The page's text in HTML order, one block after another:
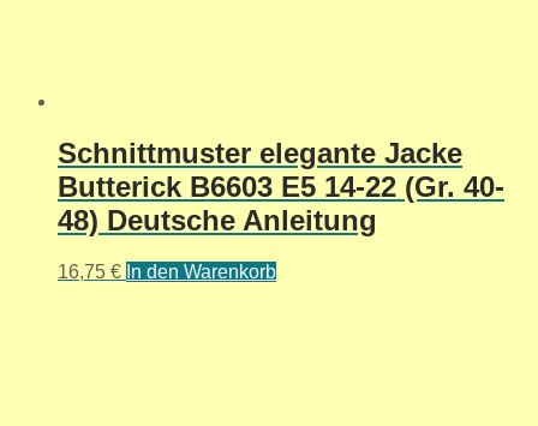
Schnittmuster elegante Jacke
Butterick B6603 E5 14-22 (Gr. 40-
48) Deutsche Anleitung
16,75 € In den Warenkorb